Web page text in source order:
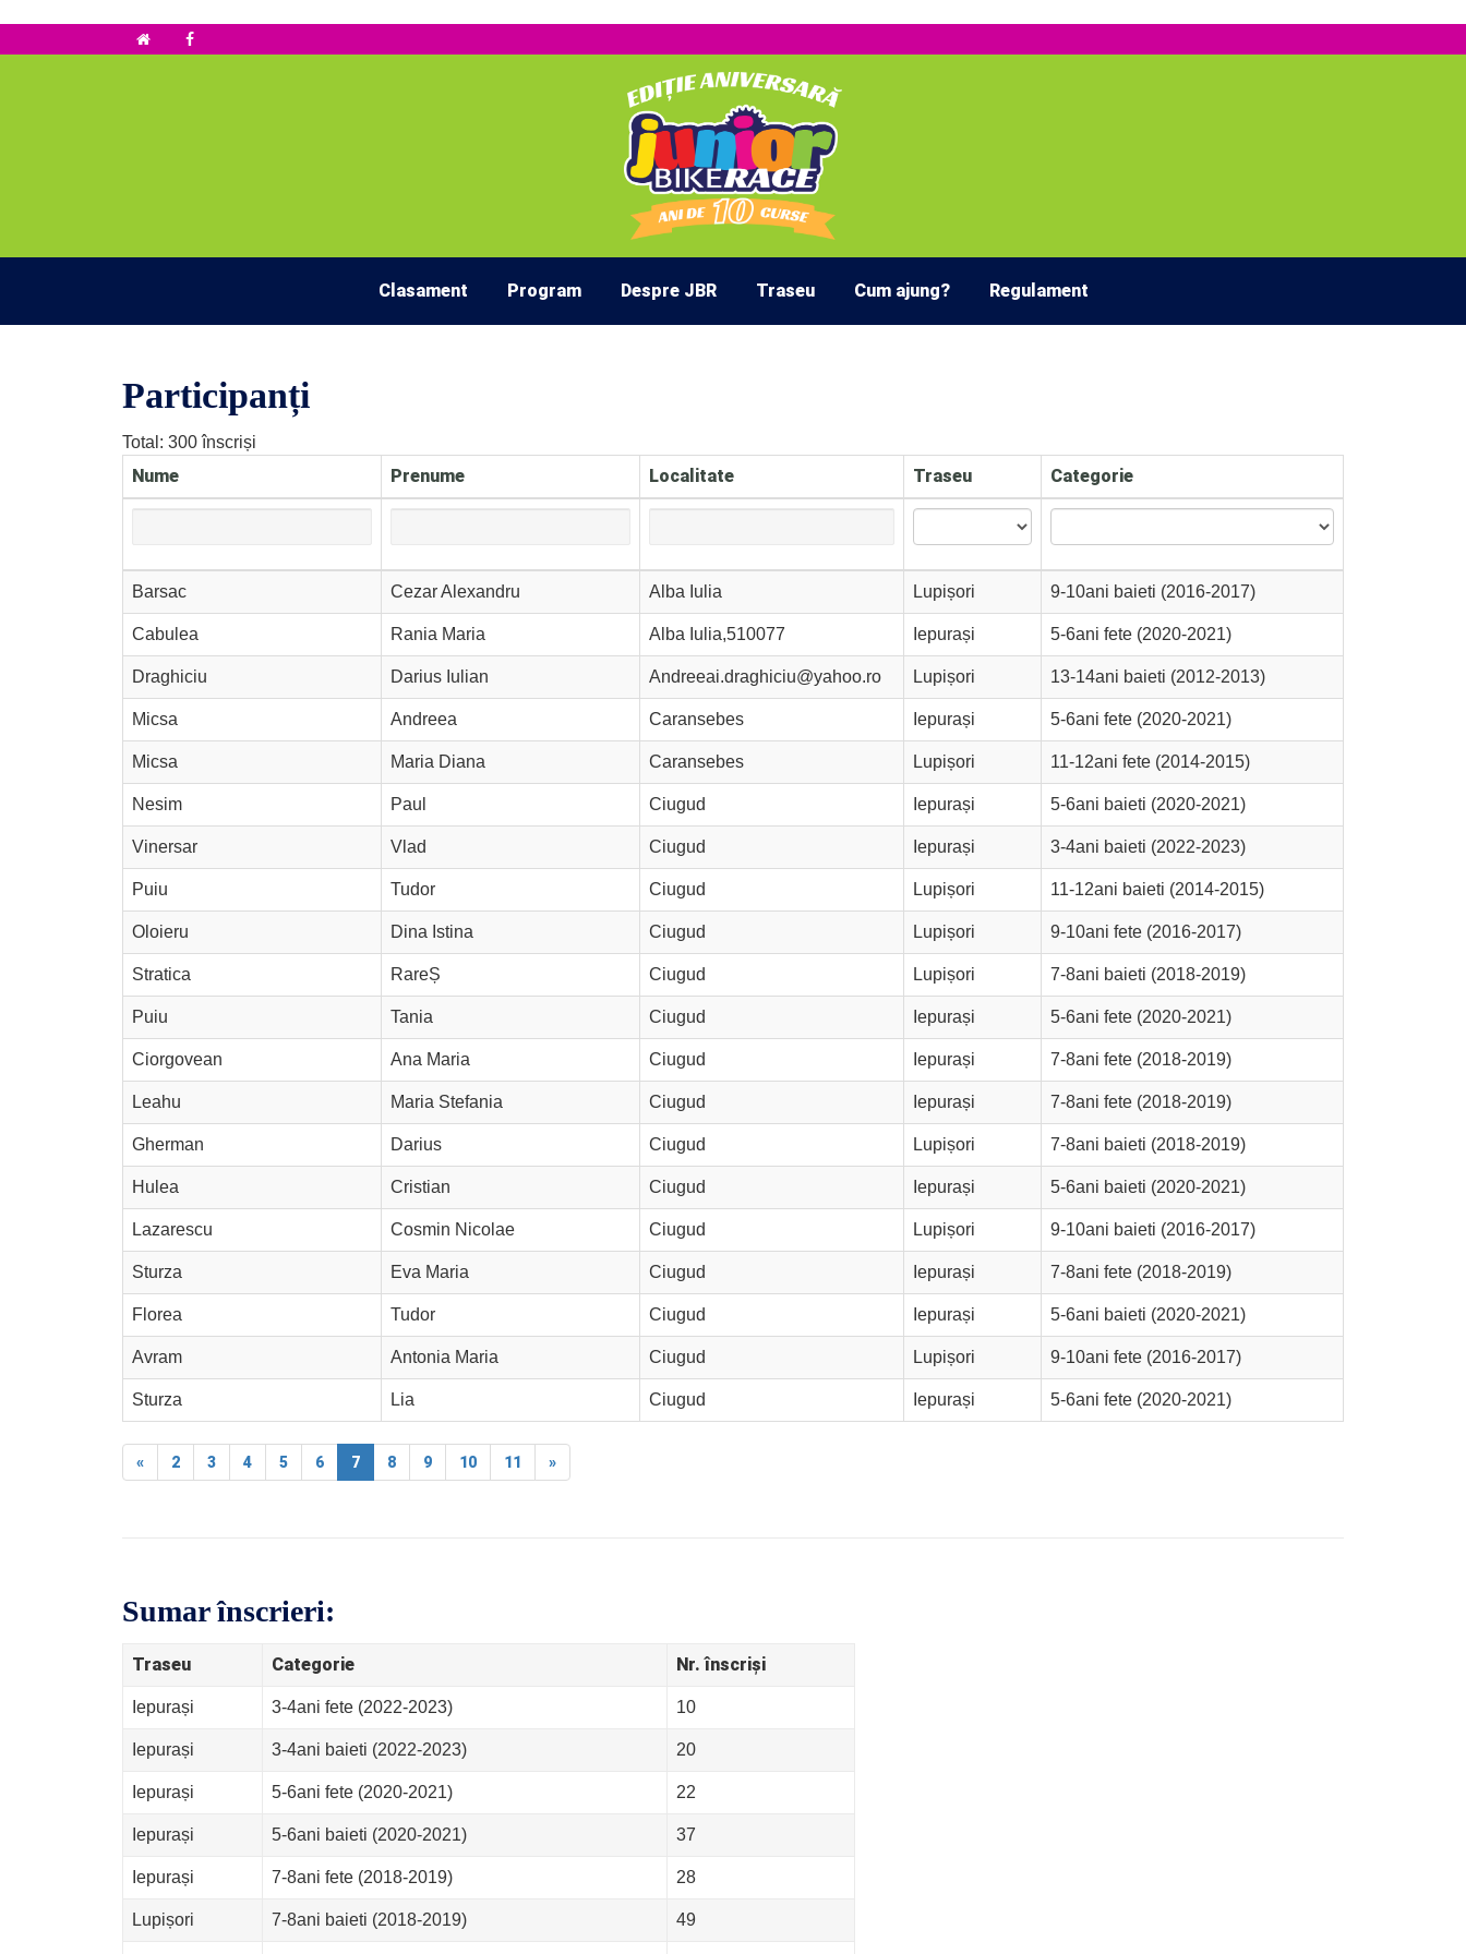

Clasament Program Despre JBR Traseu Cum ajung? Regulament
Participanți
Total: 300 înscriși
Nume Prenume Localitate Traseu Categorie
Barsac Cezar Alexandru Alba Iulia Lupișori 9-10ani baieti (2016-2017)
Cabulea Rania Maria Alba Iulia,510077 Iepurași 5-6ani fete (2020-2021)
Draghiciu Darius Iulian Andreeai.draghiciu@yahoo.ro Lupișori 13-14ani baieti (2012-2013)
Micsa Andreea Caransebes Iepurași 5-6ani fete (2020-2021)
Micsa Maria Diana Caransebes Lupișori 11-12ani fete (2014-2015)
Nesim Paul Ciugud Iepurași 5-6ani baieti (2020-2021)
Vinersar Vlad Ciugud Iepurași 3-4ani baieti (2022-2023)
Puiu Tudor Ciugud Lupișori 11-12ani baieti (2014-2015)
Oloieru Dina Istina Ciugud Lupișori 9-10ani fete (2016-2017)
Stratica RareȘ Ciugud Lupișori 7-8ani baieti (2018-2019)
Puiu Tania Ciugud Iepurași 5-6ani fete (2020-2021)
Ciorgovean Ana Maria Ciugud Iepurași 7-8ani fete (2018-2019)
Leahu Maria Stefania Ciugud Iepurași 7-8ani fete (2018-2019)
Gherman Darius Ciugud Lupișori 7-8ani baieti (2018-2019)
Hulea Cristian Ciugud Iepurași 5-6ani baieti (2020-2021)
Lazarescu Cosmin Nicolae Ciugud Lupișori 9-10ani baieti (2016-2017)
Sturza Eva Maria Ciugud Iepurași 7-8ani fete (2018-2019)
Florea Tudor Ciugud Iepurași 5-6ani baieti (2020-2021)
Avram Antonia Maria Ciugud Lupișori 9-10ani fete (2016-2017)
Sturza Lia Ciugud Iepurași 5-6ani fete (2020-2021)
« 2 3 4 5 6 7 8 9 10 11 »
Sumar înscrieri:
Traseu Categorie Nr. înscriși
Iepurași 3-4ani fete (2022-2023) 10
Iepurași 3-4ani baieti (2022-2023) 20
Iepurași 5-6ani fete (2020-2021) 22
Iepurași 5-6ani baieti (2020-2021) 37
Iepurași 7-8ani fete (2018-2019) 28
Lupișori 7-8ani baieti (2018-2019) 49